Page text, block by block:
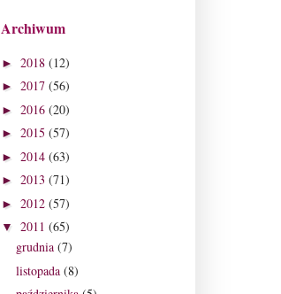
Archiwum
► 2018 (12)
► 2017 (56)
► 2016 (20)
► 2015 (57)
► 2014 (63)
► 2013 (71)
► 2012 (57)
▼ 2011 (65)
grudnia (7)
listopada (8)